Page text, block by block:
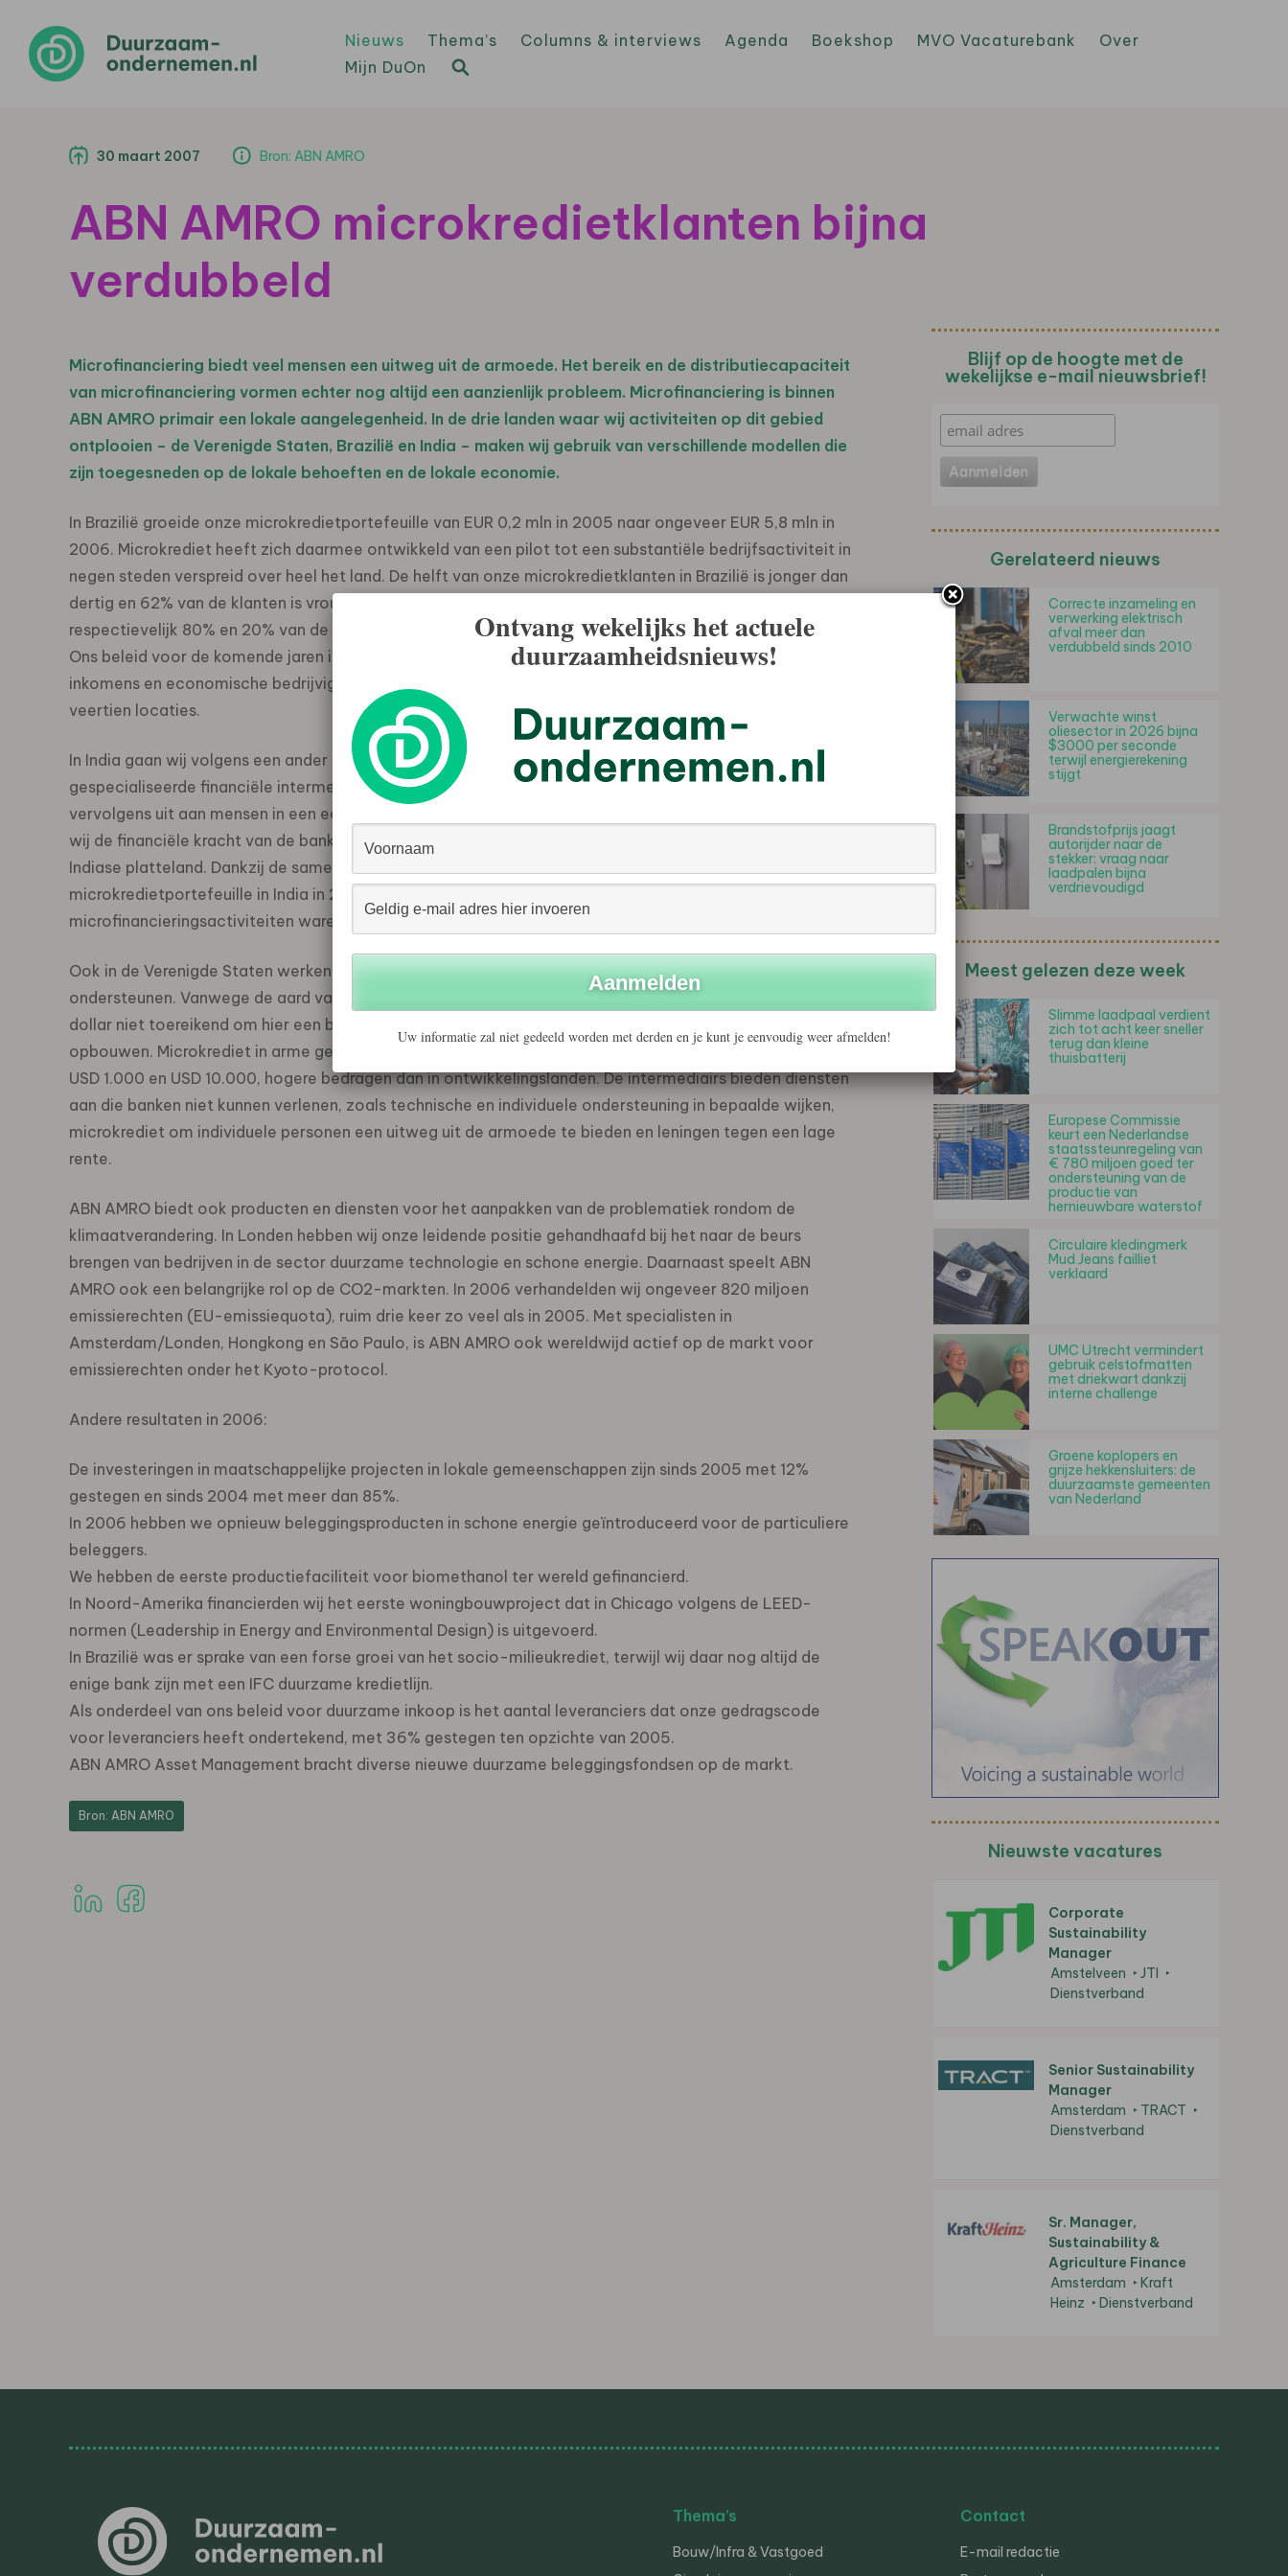
Nieuws Thema’s Columns & interviews Agenda Boekshop MVO Vacaturebank
Over
Mijn DuOn
30 maart 2007 Bron: ABN AMRO
ABN AMRO microkredietklanten bijna
verdubbeld
Microfinanciering biedt veel mensen een uitweg uit de armoede. Het bereik en de distributiecapaciteit
van microfinanciering vormen echter nog altijd een aanzienlijk probleem. Microfinanciering is binnen
ABN AMRO primair een lokale aangelegenheid. In de drie landen waar wij activiteiten op dit gebied
ontplooien – de Verenigde Staten, Brazilië en India – maken wij gebruik van verschillende modellen die
zijn toegesneden op de lokale behoeften en de lokale economie.
In Brazilië groeide onze microkredietportefeuille van EUR 0,2 mln in 2005 naar ongeveer EUR 5,8 mln in
2006. Microkrediet heeft zich daarmee ontwikkeld van een pilot tot een substantiële bedrijfsactiviteit in
negen steden verspreid over heel het land. De helft van onze microkredietklanten in Brazilië is jonger dan
dertig en 62% van de klanten is vrouw. Individuele leningen en groepsleningen vertegenwoordigen
respectievelijk 80% en 20% van de kredietverlening. Het aandeel vaste klanten is gelijk gebleven op 60%.
Ons beleid voor de komende jaren is erop gericht onze activiteiten uit te breiden naar gebieden met lage
inkomens en economische bedrijvigheid. Eind 2006 waren er 78 microkredietagenten werkzaam vanuit
veertien locaties.
In India gaan wij volgens een ander model te werk. Wij verstrekken hier microkrediet aan
gespecialiseerde financiële intermediairs. Deze lokale organisaties lenen de ontvangen gelden
vervolgens uit aan mensen in een economische achterstandsituatie. Door deze benadering combineren
wij de financiële kracht van de bank met het enorme netwerk van de betreffende intermediairs op het
Indiase platteland. Dankzij de samenwerking met 26 organisaties in zes deelstaten is onze
microkredietportefeuille in India in 2006 gegroeid tot EUR 26,2 miljoen. Onze Indiase
microfinancieringsactiviteiten waren een jaar na de start uit de kosten en zijn inmiddels winstgevend.
Ook in de Verenigde Staten werken we samen met intermediairs om kleine en startende bedrijfjes te
ondersteunen. Vanwege de aard van de Amerikaanse economie is een krediet van een paar honderd
dollar niet toereikend om hier een bedrijf op te starten waarmee iemand een nieuw bestaan kan
opbouwen. Microkrediet in arme gemeenschappen in de Verenigde Staten bedraagt doorgaans tussen
USD 1.000 en USD 10.000, hogere bedragen dan in ontwikkelingslanden. De intermediairs bieden diensten
aan die banken niet kunnen verlenen, zoals technische en individuele ondersteuning in bepaalde wijken,
microkrediet om individuele personen een uitweg uit de armoede te bieden en leningen tegen een lage
rente.
ABN AMRO biedt ook producten en diensten voor het aanpakken van de problematiek rondom de
klimaatverandering. In Londen hebben wij onze leidende positie gehandhaafd bij het naar de beurs
brengen van bedrijven in de sector duurzame technologie en schone energie. Daarnaast speelt ABN
AMRO ook een belangrijke rol op de CO2-markten. In 2006 verhandelden wij ongeveer 820 miljoen
emissierechten (EU-emissiequota), ruim drie keer zo veel als in 2005. Met specialisten in
Amsterdam/Londen, Hongkong en São Paulo, is ABN AMRO ook wereldwijd actief op de markt voor
emissierechten onder het Kyoto-protocol.
Andere resultaten in 2006:
De investeringen in maatschappelijke projecten in lokale gemeenschappen zijn sinds 2005 met 12%
gestegen en sinds 2004 met meer dan 85%.
In 2006 hebben we opnieuw beleggingsproducten in schone energie geïntroduceerd voor de particuliere
beleggers.
We hebben de eerste productiefaciliteit voor biomethanol ter wereld gefinancierd.
In Noord-Amerika financierden wij het eerste woningbouwproject dat in Chicago volgens de LEED-
normen (Leadership in Energy and Environmental Design) is uitgevoerd.
In Brazilië was er sprake van een forse groei van het socio-milieukrediet, terwijl wij daar nog altijd de
enige bank zijn met een IFC duurzame kredietlijn.
Als onderdeel van ons beleid voor duurzame inkoop is het aantal leveranciers dat onze gedragscode
voor leveranciers heeft ondertekend, met 36% gestegen ten opzichte van 2005.
ABN AMRO Asset Management bracht diverse nieuwe duurzame beleggingsfondsen op de markt.
Bron: ABN AMRO
Blijf op de hoogte met de
wekelijkse e-mail nieuwsbrief!
Gerelateerd nieuws
Correcte inzameling en
verwerking elektrisch
afval meer dan
verdubbeld sinds 2010
Verwachte winst
oliesector in 2026 bijna
$3000 per seconde
terwijl energierekening
stijgt
Brandstofprijs jaagt
autorijder naar de
stekker: vraag naar
laadpalen bijna
verdrievoudigd
Meest gelezen deze week
Slimme laadpaal verdient
zich tot acht keer sneller
terug dan kleine
thuisbatterij
Europese Commissie
keurt een Nederlandse
staatssteunregeling van
€ 780 miljoen goed ter
ondersteuning van de
productie van
hernieuwbare waterstof
Circulaire kledingmerk
Mud Jeans failliet
verklaard
UMC Utrecht vermindert
gebruik celstofmatten
met driekwart dankzij
interne challenge
Groene koplopers en
grijze hekkensluiters: de
duurzaamste gemeenten
van Nederland
Nieuwste vacatures
Corporate
Sustainability
Manager
Amstelveen
JTI
Dienstverband
Senior Sustainability
Manager
Amsterdam
TRACT
Dienstverband
Sr. Manager,
Sustainability &
Agriculture Finance
Amsterdam
Kraft
Heinz
Dienstverband
Thema’s
Bouw/Infra & Vastgoed
Contact
E-mail redactie
Ontvang wekelijks het actuele
duurzaamheidsnieuws!
Uw informatie zal niet gedeeld worden met derden en je kunt je eenvoudig weer afmelden!